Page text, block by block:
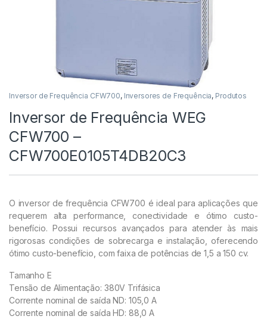
Inversor de Frequência CFW700, Inversores de Frequência, Produtos
Inversor de Frequência WEG
CFW700 –
CFW700E0105T4DB20C3
O inversor de frequência CFW700 é ideal para aplicações que
requerem alta performance, conectividade e ótimo custo-
benefício. Possui recursos avançados para atender às mais
rigorosas condições de sobrecarga e instalação, oferecendo
ótimo custo-benefício, com faixa de potências de 1,5 a 150 cv.
Tamanho E
Tensão de Alimentação: 380V Trifásica
Corrente nominal de saída ND: 105,0 A
Corrente nominal de saída HD: 88,0 A